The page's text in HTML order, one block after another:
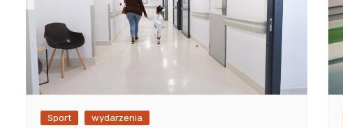
Sport wydarzenia